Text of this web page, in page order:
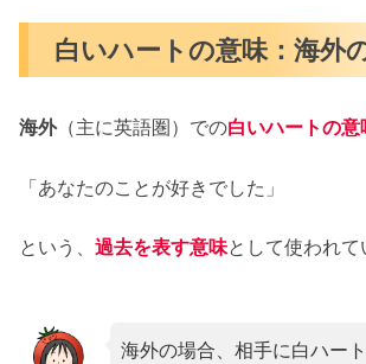
白いハートの意味：海外
海外（主に英語圏）での白いハートの意
「あなたのことが好きでした」
という、 過去を表す意味として使われて
海外の場合、相手に白ハー